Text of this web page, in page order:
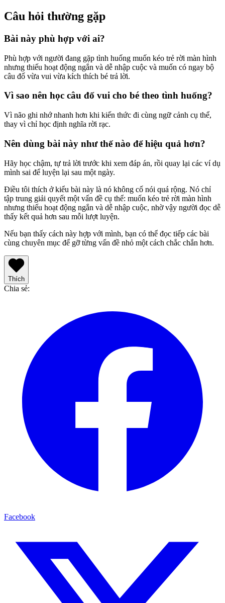
Câu hỏi thường gặp
Bài này phù hợp với ai?
Phù hợp với người đang gặp tình huống muốn kéo trẻ rời màn hình
nhưng thiếu hoạt động ngắn và dễ nhập cuộc và muốn có ngay bộ
câu đố vừa vui vừa kích thích bé trả lời.
Vì sao nên học câu đố vui cho bé theo tình huống?
Vì não ghi nhớ nhanh hơn khi kiến thức đi cùng ngữ cảnh cụ thể,
thay vì chỉ học định nghĩa rời rạc.
Nên dùng bài này như thế nào để hiệu quả hơn?
Hãy học chậm, tự trả lời trước khi xem đáp án, rồi quay lại các ví dụ
mình sai để luyện lại sau một ngày.
Điều tôi thích ở kiểu bài này là nó không cố nói quá rộng. Nó chỉ
tập trung giải quyết một vấn đề cụ thể: muốn kéo trẻ rời màn hình
nhưng thiếu hoạt động ngắn và dễ nhập cuộc, nhờ vậy người đọc dễ
thấy kết quả hơn sau mỗi lượt luyện.
Nếu bạn thấy cách này hợp với mình, bạn có thể đọc tiếp các bài
cùng chuyên mục để gỡ từng vấn đề nhỏ một cách chắc chắn hơn.
Thích
Chia sẻ:
Facebook